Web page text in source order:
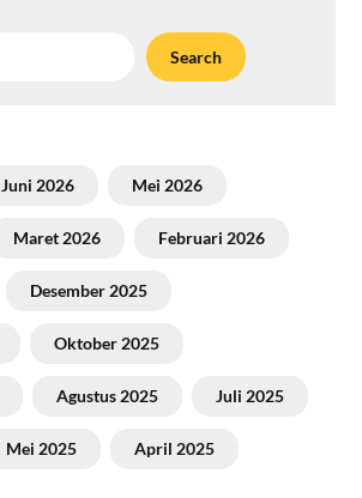
Search
Juni 2026 Mei 2026
Maret 2026 Februari 2026
Desember 2025
Oktober 2025
Agustus 2025 Juli 2025
Mei 2025 April 2025